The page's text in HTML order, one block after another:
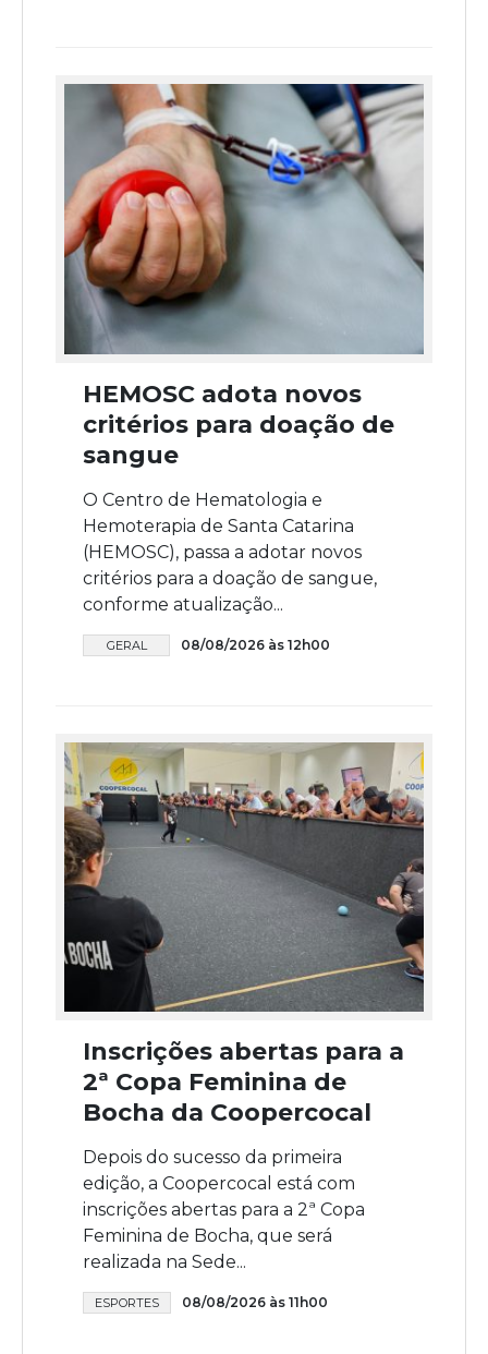
HEMOSC adota novos
critérios para doação de
sangue
O Centro de Hematologia e
Hemoterapia de Santa Catarina
(HEMOSC), passa a adotar novos
critérios para a doação de sangue,
conforme atualização...
GERAL 08/08/2026 às 12h00
Inscrições abertas para a
2ª Copa Feminina de
Bocha da Coopercocal
Depois do sucesso da primeira
edição, a Coopercocal está com
inscrições abertas para a 2ª Copa
Feminina de Bocha, que será
realizada na Sede...
ESPORTES 08/08/2026 às 11h00